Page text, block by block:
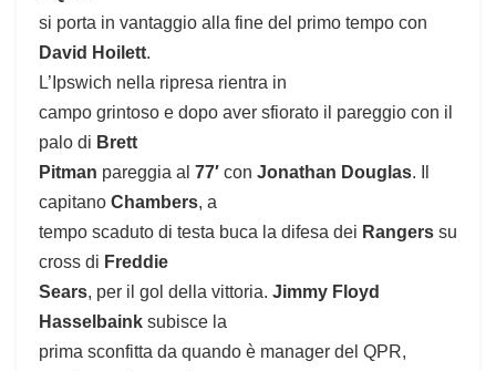
si porta in vantaggio alla fine del primo tempo con
David Hoilett.
L’Ipswich nella ripresa rientra in
campo grintoso e dopo aver sfiorato il pareggio con il
palo di Brett
Pitman pareggia al 77′ con Jonathan Douglas. Il
capitano Chambers, a
tempo scaduto di testa buca la difesa dei Rangers su
cross di Freddie
Sears, per il gol della vittoria. Jimmy Floyd
Hasselbaink subisce la
prima sconfitta da quando è manager del QPR,